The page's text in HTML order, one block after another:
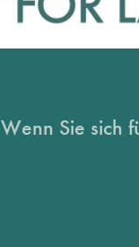
Wenn Sie sich